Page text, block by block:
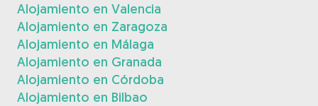
Alojamiento en Valencia
Alojamiento en Zaragoza
Alojamiento en Málaga
Alojamiento en Granada
Alojamiento en Córdoba
Alojamiento en Bilbao